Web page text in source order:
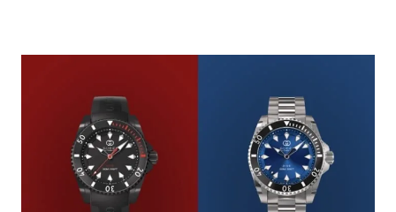
#路地裏てぃーん。 #MONTHLY JOURNAL
#GH 銘品の所以 #フイナムのYouTube
#Commune H #FOCUS IT #AH.H
#ととけん #FASHION #MUSIC #MOVIE